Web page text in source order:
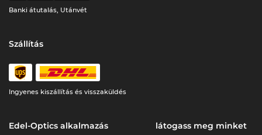
Banki átutalás, Utánvét
Szállítás
Ingyenes kiszállítás és visszaküldés
Edel-Optics alkalmazás látogass meg minket